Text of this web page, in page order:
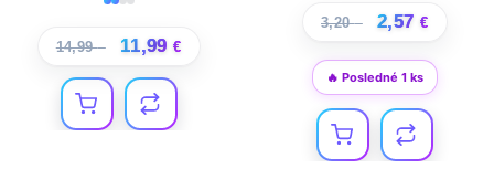
14,99€ 11,99 €
3,20€ 2,57 €
🔥 Posledné 1 ks